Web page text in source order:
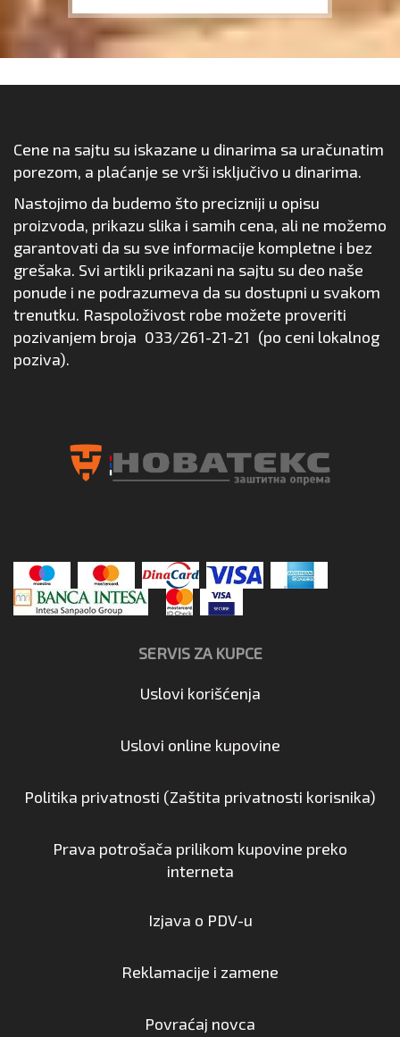
Cene na sajtu su iskazane u dinarima sa uračunatim
porezom, a plaćanje se vrši isključivo u dinarima.
Nastojimo da budemo što precizniji u opisu
proizvoda, prikazu slika i samih cena, ali ne možemo
garantovati da su sve informacije kompletne i bez
grešaka. Svi artikli prikazani na sajtu su deo naše
ponude i ne podrazumeva da su dostupni u svakom
trenutku. Raspoloživost robe možete proveriti
pozivanjem broja 033/261-21-21 (po ceni lokalnog
poziva).
SERVIS ZA KUPCE
Uslovi korišćenja
Uslovi online kupovine
Politika privatnosti (Zaštita privatnosti korisnika)
Prava potrošača prilikom kupovine preko
interneta
Izjava o PDV-u
Reklamacije i zamene
Povraćaj novca